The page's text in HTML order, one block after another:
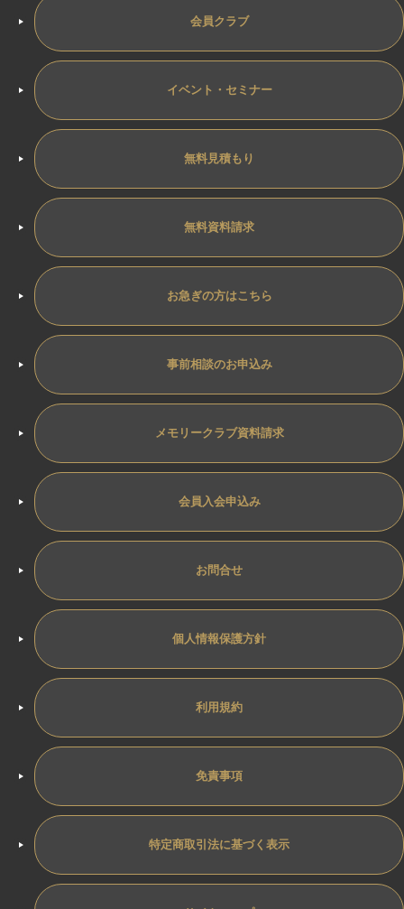
会員クラブ
イベント・セミナー
無料見積もり
無料資料請求
お急ぎの方はこちら
事前相談のお申込み
メモリークラブ資料請求
会員入会申込み
お問合せ
個人情報保護方針
利用規約
免責事項
特定商取引法に基づく表示